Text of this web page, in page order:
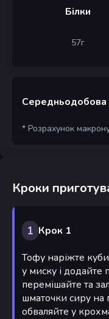
Білки
57г
Середньодобова
* Розрахунок
Кроки
1 Крок 1
Тофу наріжте
у миску і додайте
перемішайте та
шматочки сиру на
обваляйте у